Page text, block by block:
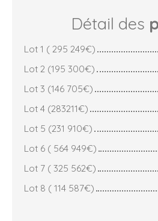
Détail des
Lot 1 ( 295 249€)
Lot 2 (195 300€)
Lot 3 (146 705€)
Lot 4 (283211€)
Lot 5 (231 910€)
Lot 6 ( 564 949€)
Lot 7 ( 325 562€)
Lot 8 ( 114 587€)